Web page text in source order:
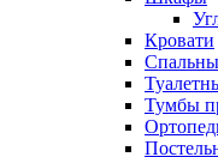
Кровати
Тумбы